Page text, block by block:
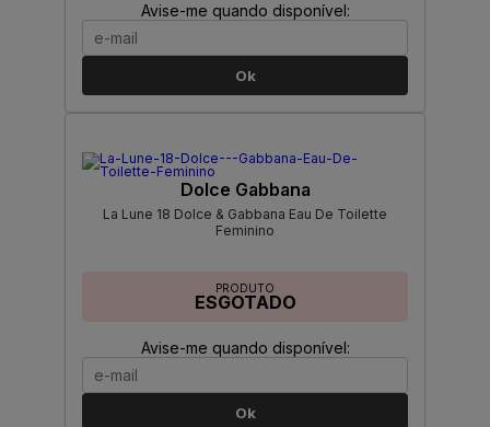
Avise-me quando disponível:
Ok
Dolce Gabbana
La Lune 18 Dolce & Gabbana Eau De Toilette
Feminino
PRODUTO
ESGOTADO
Avise-me quando disponível:
Ok